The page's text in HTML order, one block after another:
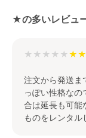
★の多いレビュ
★★★★★
注文から発送ま
っぽい性格な
合は延長も可能
ものをレンタル